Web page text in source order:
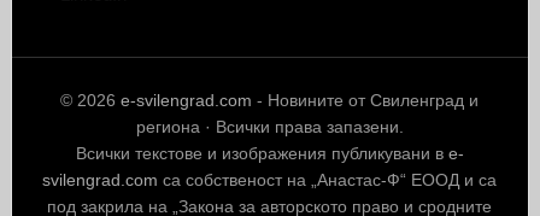
© 2026e-svilengrad.com - Новините от Свиленград и
региона · Всички права запазени.
Всички текстове и изображения публикувани в e-
svilengrad.com са собственост на „Анастас-Ф“ ЕООД и са
под закрила на „Закона за авторското право и сродните